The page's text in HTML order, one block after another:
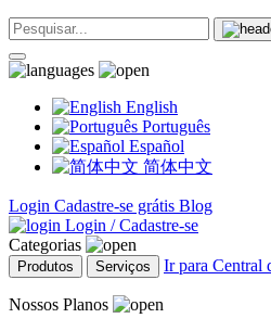
English
Português
Español
简体中文
Login Cadastre-se grátis Blog
Login / Cadastre-se
Categorias
Produtos Serviços Ir para Central
Nossos Planos